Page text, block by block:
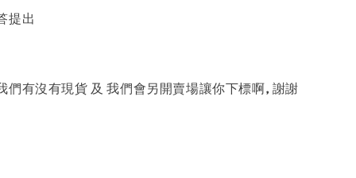
提出
們有沒有現貨 及 我們會另開賣場讓你下標啊, 謝謝